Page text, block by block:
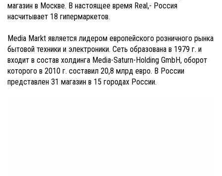
магазин в Москве. В настоящее время Real,- Россия
насчитывает 18 гипермаркетов.
Media Markt является лидером европейского розничного рынка
бытовой техники и электроники. Сеть образована в 1979 г. и
входит в состав холдинга Media-Saturn-Holding GmbH, оборот
которого в 2010 г. составил 20,8 млрд евро. В России
представлен 31 магазин в 15 городах России.